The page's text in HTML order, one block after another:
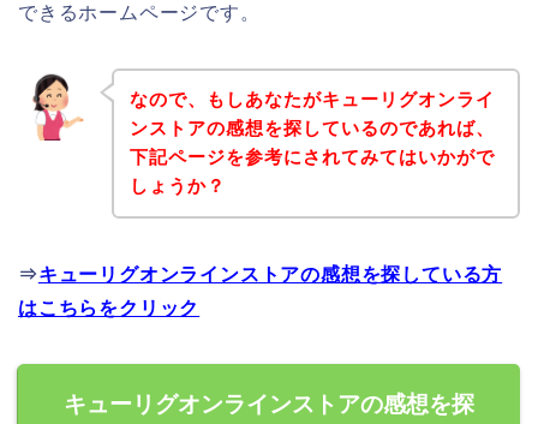
できるホームページです。
なので、もしあなたがキューリグオンライ
ンストアの感想を探しているのであれば、
下記ページを参考にされてみてはいかがで
しょうか？
⇒キューリグオンラインストアの感想を探している方
はこちらをクリック
キューリグオンラインストアの感想を探